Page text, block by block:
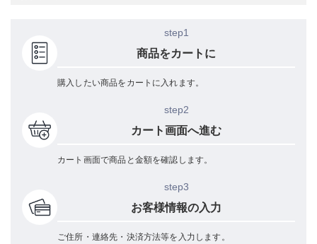
step1
商品をカートに
購入したい商品をカートに入れます。
step2
カート画面へ進む
カート画面で商品と金額を確認します。
step3
お客様情報の入力
ご住所・連絡先・決済方法等を入力します。